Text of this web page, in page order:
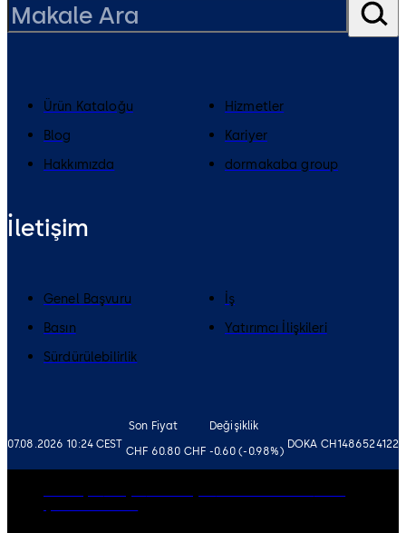
07.08.2026 10:24 CEST
Son Fiyat
CHF 60.80
Değişiklik
CHF -0.60 (-0.98%)
DOKA CH1486524122
Ürün Kataloğu
Hizmetler
Blog
Kariyer
Hakkımızda
dormakaba group
İletişim
Genel Başvuru
İş
Basın
Yatırımcı İlişkileri
Sürdürülebilirlik